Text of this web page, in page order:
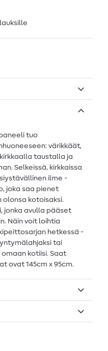
tuo
värikkäät,
taustalla ja
Selkeissä, kirkkaissa
ilme -
joka saa pienet
kotoisaksi.
jonka avulla pääset
Näin voit loihtia
hetkessä -
tai
kotiisi. Saat
ovat 145cm x 95cm.